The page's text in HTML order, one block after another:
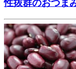
性抜群のおつま